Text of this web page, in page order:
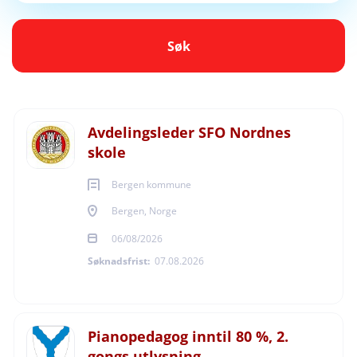
Søk
Søk
Avdelingsleder SFO Nordnes
skole
Bergen kommune
Bergen, Norge
06/08/2026
Søknadsfrist: 07.08.2026
Next
Pianopedagog inntil 80 %, 2.
UNDERVISNING - PEDAGOGIKK